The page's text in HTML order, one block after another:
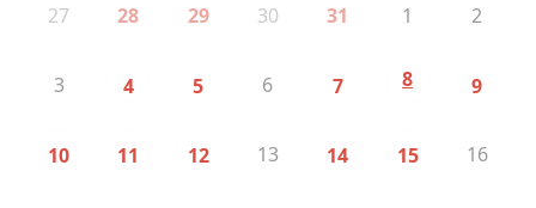
27 28 29 30 31 1 2
3 4 5 6 7 8 9
10 11 12 13 14 15 16